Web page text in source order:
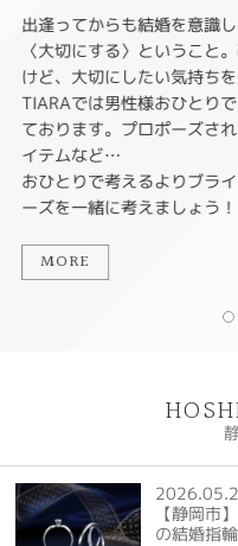
出逢ってからも結婚を意識
〈大切にする〉ということ
けど、大切にしたい気持ち
TIARAでは男性様おひとり
ております。プロポーズさ
イテムなど…
おひとりで考えるよりブラ
ーズを一緒に考えましょう！
MORE
【静岡市
の結婚指